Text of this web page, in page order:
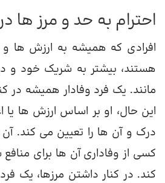
احترام به حد و مرز ها
افرادی که همیشه به ارزش ها و
هستند، بیشتر به شریک خود و
مانند. یک فرد وفادار همیشه در
این حال، او بر اساس ارزش ها یا
درک و آن ها را تعیین می کند. آن
کسی از وفاداری آن ها برای
کند. در کنار داشتن مرزها، یک